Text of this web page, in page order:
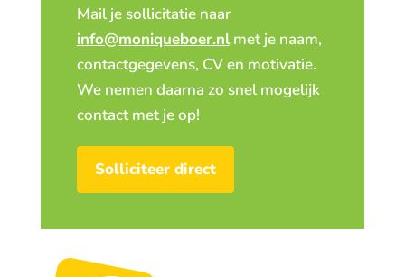
Mail je sollicitatie naar
info@moniqueboer.nlmet je naam,
contactgegevens, CV en motivatie.
We nemen daarna zo snel mogelijk
contact met je op!
Solliciteer direct